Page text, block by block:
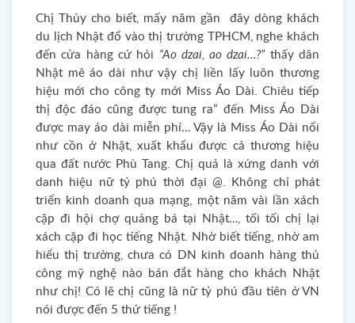
Chị Thủy cho biết, mấy năm gần đây dòng khách
du lịch Nhật đổ vào thị trường TPHCM, nghe khách
đến cửa hàng cứ hỏi “Ao dzai, ao dzai…?” thấy dân
Nhật mê áo dài như vậy chị liền lấy luôn thương
hiệu mới cho công ty mới Miss Áo Dài. Chiêu tiếp
thị độc đáo cũng được tung ra” đến Miss Áo Dài
được may áo dài miễn phí… Vậy là Miss Áo Dài nổi
như cồn ở Nhật, xuất khẩu được cả thương hiệu
qua đất nước Phù Tang. Chị quả là xứng danh với
danh hiệu nữ tỷ phú thời đại @. Không chỉ phát
triển kinh doanh qua mạng, một năm vài lần xách
cặp đi hội chợ quảng bá tại Nhật…, tối tối chị lại
xách cặp đi học tiếng Nhật. Nhờ biết tiếng, nhờ am
hiểu thị trường, chưa có DN kinh doanh hàng thủ
công mỹ nghệ nào bán đắt hàng cho khách Nhật
như chị! Có lẽ chị cũng là nữ tỷ phú đầu tiên ở VN
nói được đến 5 thứ tiếng !